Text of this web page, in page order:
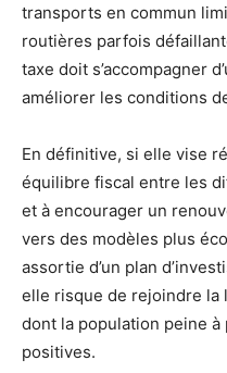
transports en commun
routières parfois
taxe doit s’accompagner
améliorer les conditions
En définitive, si elle vise
équilibre fiscal entre les
et à encourager un
vers des modèles plus
assortie d’un plan
elle risque de rejoindre la
dont la population peine
positives.